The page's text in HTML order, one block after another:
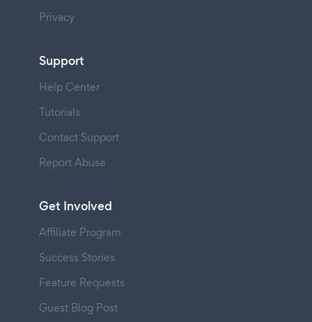
Privacy
Support
Help Center
Tutorials
Contact Support
Report Abuse
Get Involved
Affiliate Program
Success Stories
Feature Requests
Guest Blog Post